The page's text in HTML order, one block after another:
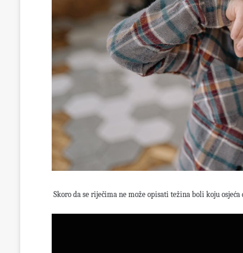
Skoro da se riječima ne može opisati težina boli koju